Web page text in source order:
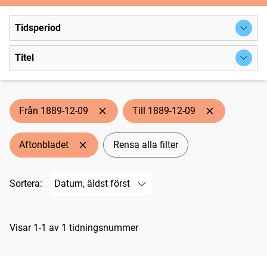
Tidsperiod
Titel
Från 1889-12-09 Till 1889-12-09
Aftonbladet Rensa alla filter
Sortera:
Sökresultat
Visar 1-1 av 1 tidningsnummer